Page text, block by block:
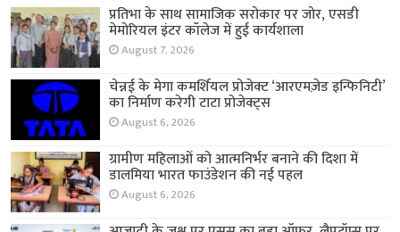
प्रतिभा के साथ सामाजिक सरोकार पर जोर, एसडी
मेमोरियल इंटर कॉलेज में हुई कार्यशाला
August 7, 2026
चेन्नई के मेगा कमर्शियल प्रोजेक्ट ‘आरएमज़ेड इन्फिनिटी’
का निर्माण करेगी टाटा प्रोजेक्ट्स
August 6, 2026
ग्रामीण महिलाओं को आत्मनिर्भर बनाने की दिशा में
डालमिया भारत फाउंडेशन की नई पहल
August 6, 2026